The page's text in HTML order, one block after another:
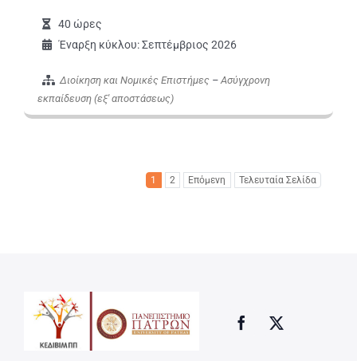
40 ώρες
Έναρξη κύκλου: Σεπτέμβριος 2026
Διοίκηση και Νομικές Επιστήμες –Ασύγχρονη
εκπαίδευση (εξ' αποστάσεως)
1 2 Επόμενη Τελευταία Σελίδα